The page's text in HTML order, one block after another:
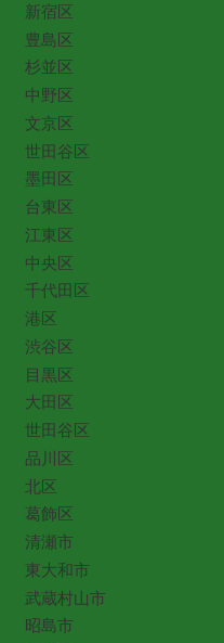
新宿区
豊島区
杉並区
中野区
文京区
世田谷区
墨田区
台東区
江東区
中央区
千代田区
港区
渋谷区
目黒区
大田区
世田谷区
品川区
北区
葛飾区
清瀬市
東大和市
武蔵村山市
昭島市